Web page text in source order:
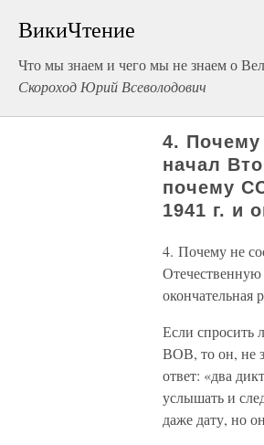
ВикиЧтение
Что мы знаем и чего мы не знаем о
Скороход Юрий Всеволодович
4. Почему
начал
почему
1941 г. и
4. Почему не
окончательная
Если
ВОВ, то он, не
ответ: «два
услышать и
даже дату, но